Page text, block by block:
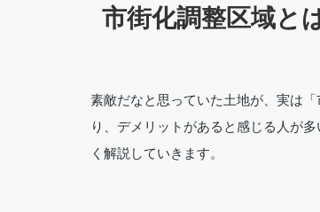
市街化調整区域と
素敵だなと思っていた土地が、実は
り、デメリットがあると感じる人が
く解説していきます。